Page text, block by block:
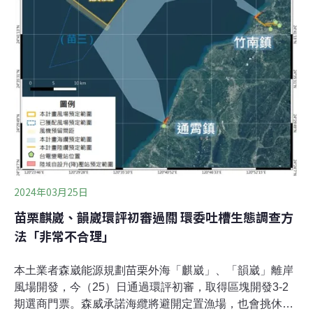
2024年03月25日
苗栗麒崴、韻崴環評初審過關 環委吐槽生態調查方
法「非常不合理」
本土業者森崴能源規劃苗栗外海「麒崴」、「韻崴」離岸
風場開發，今（25）日通過環評初審，取得區塊開發3-2
期選商門票。森威承諾海纜將避開定置漁場，也會挑休漁